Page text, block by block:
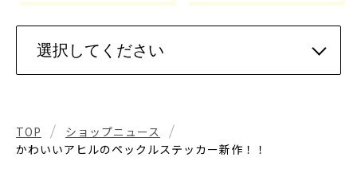
TOP
ショップニュース
かわいいアヒルのペックルステッカー新作！！